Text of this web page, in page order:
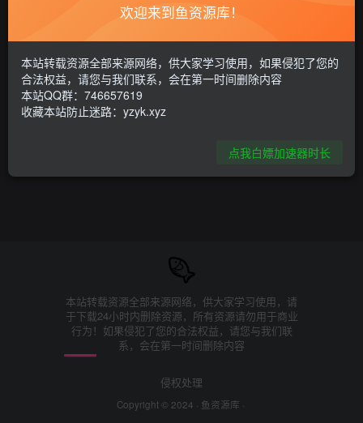
PC游戏
本站转载资源全部来源网络，供大家学习使用，请
于下载24小时内删除资源，所有资源请勿用于商业
行为！如果侵犯了您的合法权益，请您与我们联
系，会在第一时间删除内容
侵权处理
Copyright © 2024 · 鱼资源库 ·
欢迎来到鱼资源库！
本站转载资源全部来源网络，供大家学习使用，如果侵犯了您的
合法权益，请您与我们联系，会在第一时间删除内容
本站QQ群：746657619
收藏本站防止迷路：yzyk.xyz
点我白嫖加速器时长